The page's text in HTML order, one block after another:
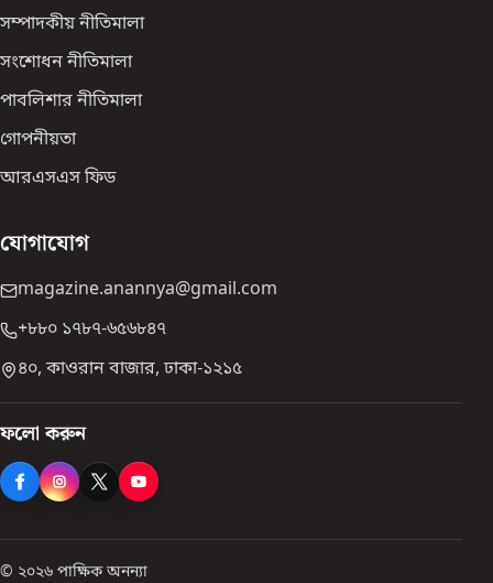
সম্পাদকীয় নীতিমালা
সংশোধন নীতিমালা
পাবলিশার নীতিমালা
গোপনীয়তা
আরএসএস ফিড
যোগাযোগ
magazine.anannya@gmail.com
+৮৮০ ১৭৮৭-৬৫৬৮৪৭
৪০, কাওরান বাজার, ঢাকা-১২১৫
ফলো করুন
© ২০২৬ পাক্ষিক অনন্যা